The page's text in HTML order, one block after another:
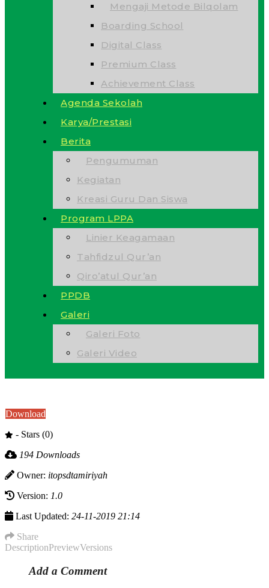
Mengaji Metode Bilqolam
Boarding School
Digital Class
Premium Class
Achievement Class
Agenda Sekolah
Karya/Prestasi
Berita
Pengumuman
Kegiatan
Kreasi Guru Dan Siswa
Program LPPA
Linier Keagamaan
Tahfidzul Qur’an
Qiro’atul Qur’an
PPDB
Galeri
Galeri Foto
Galeri Video
Download
- Stars (0)
194 Downloads
Owner: itopsdtamiriyah
Version: 1.0
Last Updated: 24-11-2019 21:14
Share
DescriptionPreviewVersions
Add a Comment